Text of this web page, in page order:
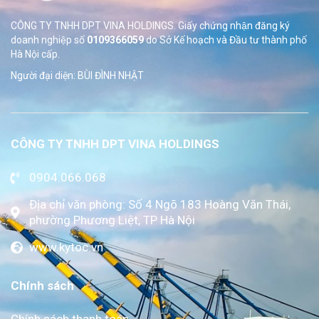
CÔNG TY TNHH DPT VINA HOLDINGS. Giấy chứng nhận đăng ký
doanh nghiệp số 0109366059do SởKế hoạch và Đầu tư thành phố
Hà Nội cấp.
Người đại diện: BÙI ĐÌNH NHẬT
CÔNG TY TNHH DPT VINA HOLDINGS
0904.066.068
Địa chỉ văn phòng: Số 4 Ngõ 183 Hoàng Văn Thái,
phường Phương Liệt, TP Hà Nội
www.kytoc.vn
Chính sách